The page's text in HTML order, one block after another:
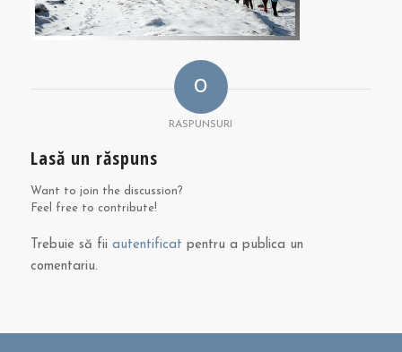
0
RASPUNSURI
Lasă un răspuns
Want to join the discussion?
Feel free to contribute!
Trebuie să fii autentificat pentru a publica un
comentariu.